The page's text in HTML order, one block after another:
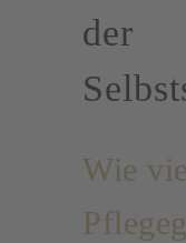
der
Wie